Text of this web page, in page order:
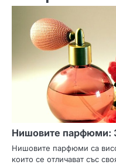
я
Нишовите парфюми:
Нишовите парфюми са
които се отличават със